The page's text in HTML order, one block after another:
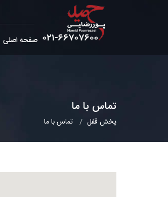
صفحه اصلی
تماس با ما
پخش قفل تماس با ما